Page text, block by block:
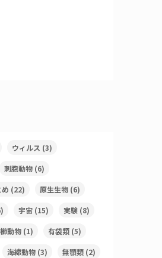
ウィルス (3)
刺胞動物 (6)
(22) 原生生物 (6)
宇宙 (15) 実験 (8)
動物 (1) 有袋類 (5)
海綿動物 (3) 無顎類 (2)